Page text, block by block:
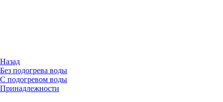
Назад
Без подогрева воды
С подогревом воды
Принадлежности